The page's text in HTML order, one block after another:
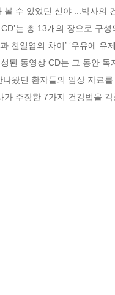
볼 수 있었던 신야 ...박사의
는 총 13개의 장으로 구
천일염의 차이’ ‘우유에
성된 동영상 CD는 그 동안
왔던 환자들의 임상 자료
주장한 7가지 건강법을